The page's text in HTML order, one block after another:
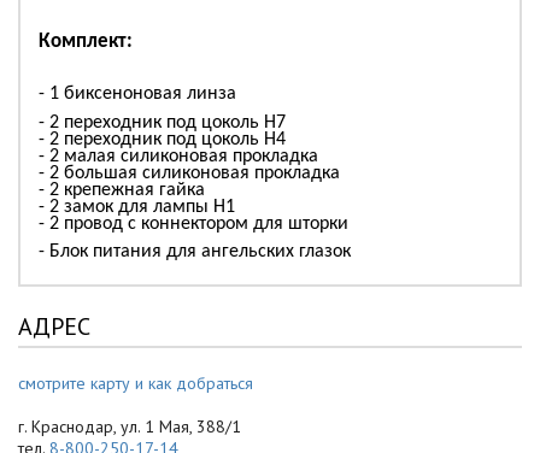
Комплект:
- 1 биксеноновая линза
- 2 переходник под цоколь H7
- 2 переходник под цоколь H4
- 2 малая силиконовая прокладка
- 2 большая силиконовая прокладка
- 2 крепежная гайка
- 2 замок для лампы H1
- 2 провод с коннектором для шторки
- Блок питания для ангельских глазок
АДРЕС
смотрите карту и как добраться
г. Краснодар, ул. 1 Мая, 388/1
тел. 8-800-250-17-14